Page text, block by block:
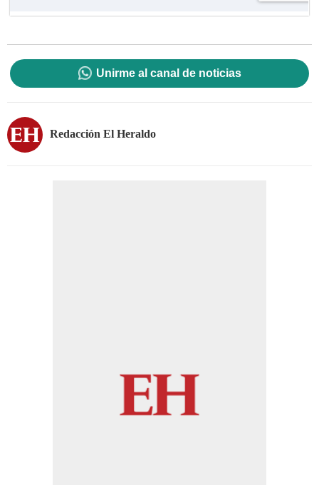
Unirme al canal de noticias
Redacción El Heraldo